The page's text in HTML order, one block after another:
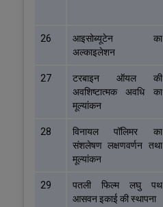
26
आइसोब्यूटेन का
अल्काइलेशन
27
टरबाइन ऑयल की
अवशिष्टात्मक अवधि का
मूल्यांकन
28
विनायल पॉलिमर का
संशलेषण लक्षणवर्णन तथा
मूल्यांकन
29
पतली फिल्म लघु पथ
आसवन इकाई की स्थापना